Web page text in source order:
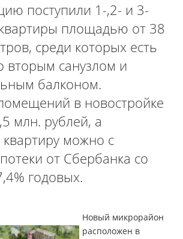
поступили 1-,2- и 3-
площадью от 38
среди которых есть
вторым санузлом и
балконом.
в новостройке
млн. рублей, а
можно с
от Сбербанка со
годовых.
Новый микрорайон
расположен в